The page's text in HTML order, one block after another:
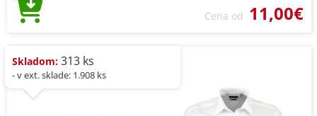
Cena od 11,00€
Skladom: 313 ks
- v ext. sklade: 1.908 ks